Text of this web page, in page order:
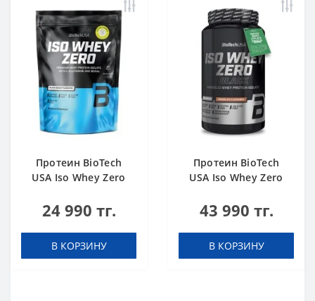
Протеин BioTech
USA Iso Whey Zero
454 g
24 990 тг.
В КОРЗИНУ
Протеин BioTech
USA Iso Whey Zero
43 990 тг.
В КОРЗИНУ